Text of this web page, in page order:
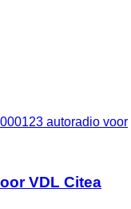
autoradio voor
VDL Citea